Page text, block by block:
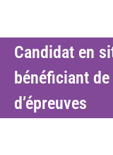
Candidat en
bénéficiant
d’épreuves